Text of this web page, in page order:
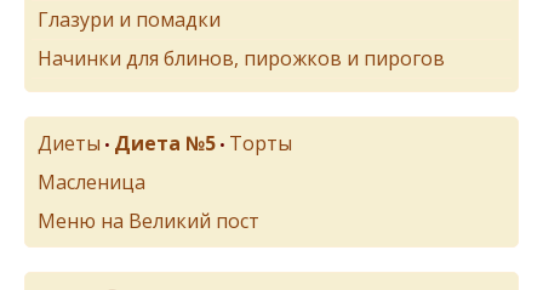
Глазури и помадки
Начинки для блинов, пирожков и пирогов
Диеты • Диета №5 • Торты
Масленица
Меню на Великий пост